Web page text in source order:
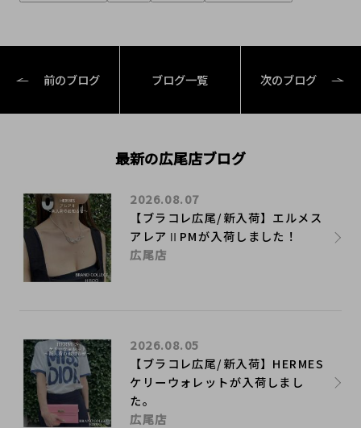
前のブログ ブログ一覧 次のブログ
最新の広尾店ブログ
【ブラコレ広尾/新入荷】エルメス
アレアⅡPMが入荷しました！
2026.08.07
広尾店
【ブラコレ広尾/新入荷】HERMES
ケリーウォレットが入荷しまし
た。
2026.08.05
広尾店